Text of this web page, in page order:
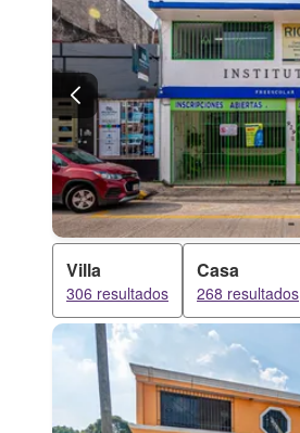
Villa
306 resultados
Casa
268 resultados